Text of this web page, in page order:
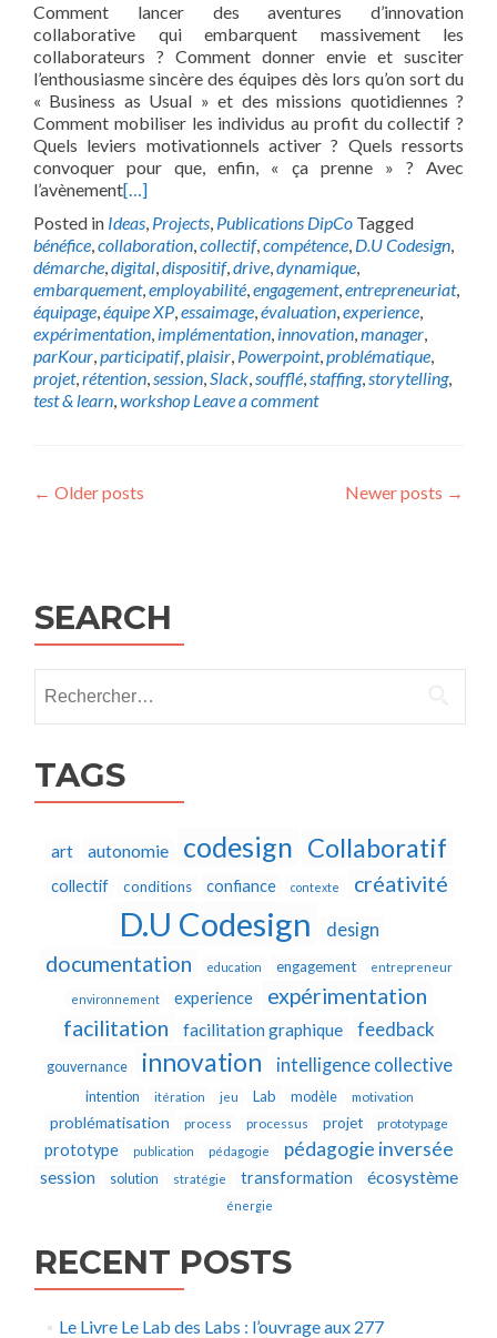
Comment lancer des aventures d’innovation
collaborative qui embarquent massivement les
collaborateurs ? Comment donner envie et susciter
l’enthousiasme sincère des équipes dès lors qu’on sort du
« Business as Usual » et des missions quotidiennes ?
Comment mobiliser les individus au profit du collectif ?
Quels leviers motivationnels activer ? Quels ressorts
convoquer pour que, enfin, « ça prenne » ? Avec
l’avènement[…]
Posted in Ideas, Projects, Publications DipCo Tagged
bénéfice,collaboration,collectif,compétence, D.U Codesign,
démarche,digital,dispositif,drive,dynamique,
embarquement,employabilité,engagement,entrepreneuriat,
équipage,équipe XP,essaimage,évaluation,experience,
expérimentation, implémentation, innovation,manager,
parKour,participatif,plaisir, Powerpoint,problématique,
projet,rétention,session,Slack,soufflé,staffing,storytelling,
test & learn,workshop Leave a comment
Posts
← Older posts Newer posts →
SEARCH
TAGS
art autonomie codesign Collaboratif
collectif conditions confiance contexte créativité
D.U Codesign design
documentation education engagement entrepreneur
environnement experience
expérimentation
facilitation
facilitation graphique feedback
gouvernance innovation intelligence collective
intention itération jeu Lab modèle motivation
problématisation process processus projet prototypage
prototype publication pédagogie pédagogie inversée
session solution stratégie transformation écosystème
énergie
RECENT POSTS
Le Livre Le Lab des Labs : l’ouvrage aux 277